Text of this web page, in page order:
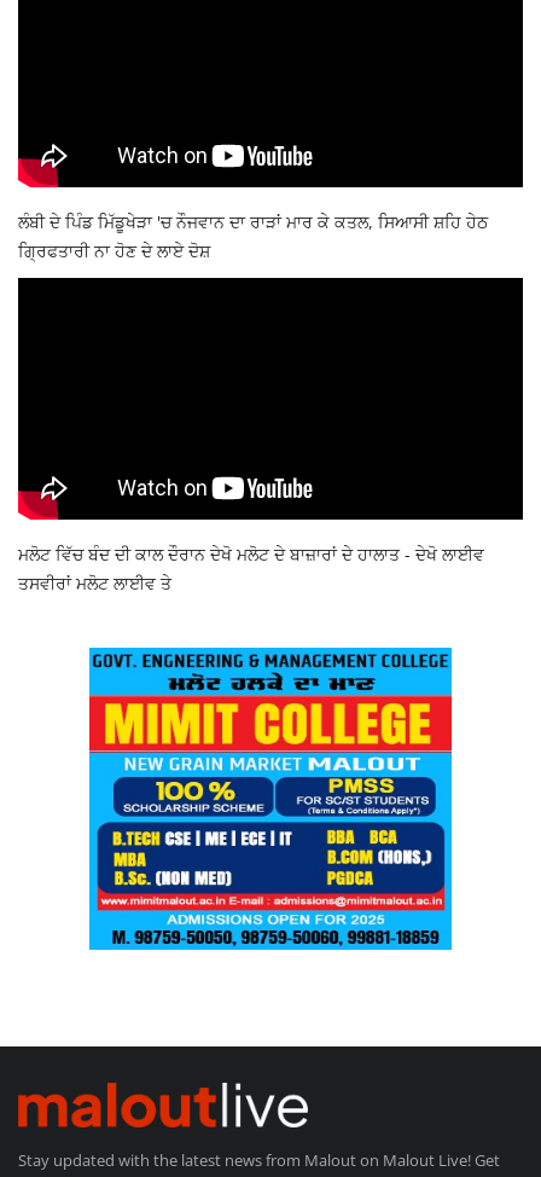
ਲੰਬੀ ਦੇ ਪਿੰਡ ਮਿੱਡੂਖੇੜਾ 'ਚ ਨੌਜਵਾਨ ਦਾ ਰਾੜਾਂ ਮਾਰ ਕੇ ਕਤਲ, ਸਿਆਸੀ ਸ਼ਹਿ ਹੇਠ
ਗ੍ਰਿਫਤਾਰੀ ਨਾ ਹੋਣ ਦੇ ਲਾਏ ਦੋਸ਼
ਮਲੋਟ ਵਿੱਚ ਬੰਦ ਦੀ ਕਾਲ ਦੌਰਾਨ ਦੇਖੋ ਮਲੋਟ ਦੇ ਬਾਜ਼ਾਰਾਂ ਦੇ ਹਾਲਾਤ - ਦੇਖੋ ਲਾਈਵ
ਤਸਵੀਰਾਂ ਮਲੋਟ ਲਾਈਵ ਤੇ
Stay updated with the latest news from Malout on Malout Live! Get